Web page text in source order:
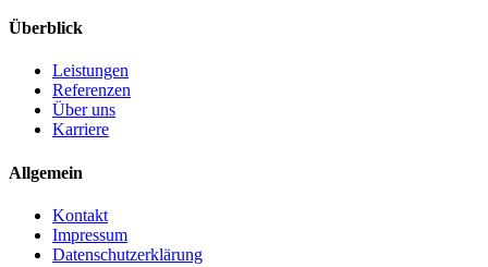
Überblick
Leistungen
Referenzen
Über uns
Karriere
Allgemein
Kontakt
Impressum
Datenschutzerklärung